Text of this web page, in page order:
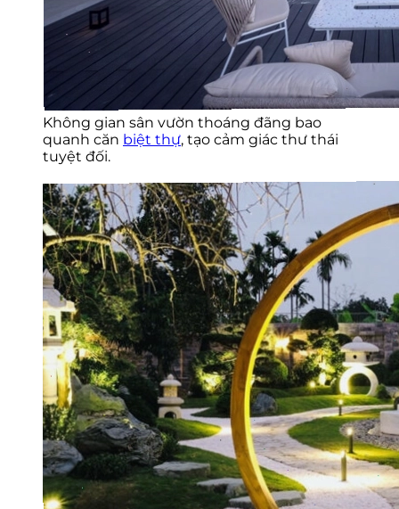
Không gian sân vườn thoáng đãng bao
quanh căn biệt thự, tạo cảm giác thư thái
tuyệt đối.